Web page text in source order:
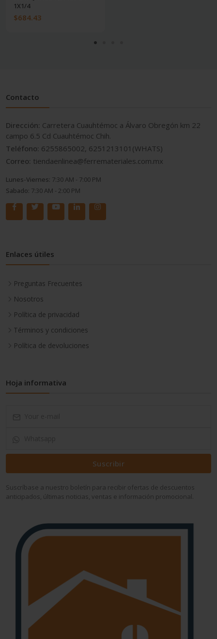
1X1/4
$684.43
Contacto
Dirección: Carretera Cuauhtémoc a Álvaro Obregón km 22
campo 6.5 Cd Cuauhtémoc Chih.
Teléfono: 6255865002, 6251213101(WHATS)
Correo: tiendaenlinea@ferremateriales.com.mx
Lunes-Viernes: 7:30 AM - 7:00 PM
Sabado: 7:30 AM - 2:00 PM
Enlaces útiles
Preguntas Frecuentes
Nosotros
Política de privacidad
Términos y condiciones
Política de devoluciones
Hoja informativa
Suscribir
Suscríbase a nuestro boletín para recibir ofertas de descuentos
anticipados, últimas noticias, ventas e información promocional.